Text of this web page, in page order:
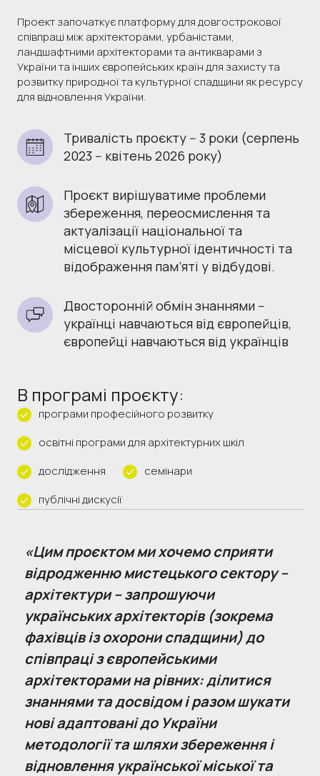
Проект започаткує платформу для довгострокової
співпраці між архітекторами, урбаністами,
ландшафтними архітекторами та антикварами з
України та інших європейських країн для захисту та
розвитку природної та культурної спадщини як ресурсу
для відновлення України.
Тривалість проєкту -- 3 роки (серпень
2023 -- квітень 2026 року)
Проєкт вирішуватиме проблеми
збереження, переосмислення та
актуалізації національної та
місцевої культурної ідентичності та
відображення пам’яті у відбудові.
Двосторонній обмін знаннями --
українці навчаються від європейців,
європейці навчаються від українців
В програмі проєкту:
програми професійного розвитку
освітні програми для архітектурних шкіл
дослідження
семінари
публічні дискусії
«Цим проєктом ми хочемо сприяти
відродженню мистецького сектору –
архітектури – запрошуючи
українських архітекторів (зокрема
фахівців із охорони спадщини) до
співпраці з європейськими
архітекторами на рівних: ділитися
знаннями та досвідом і разом шукати
нові адаптовані до України
методології та шляхи збереження і
відновлення української міської та